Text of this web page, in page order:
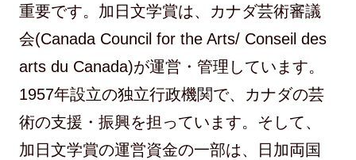
重要です。加日文学賞は、カナダ芸術審議
会(Canada Council for the Arts/ Conseil des
arts du Canada)が運営・管理しています。
1957年設立の独立行政機関で、カナダの芸
術の支援・振興を担っています。そして、
加日文学賞の運営資金の一部は、日加両国